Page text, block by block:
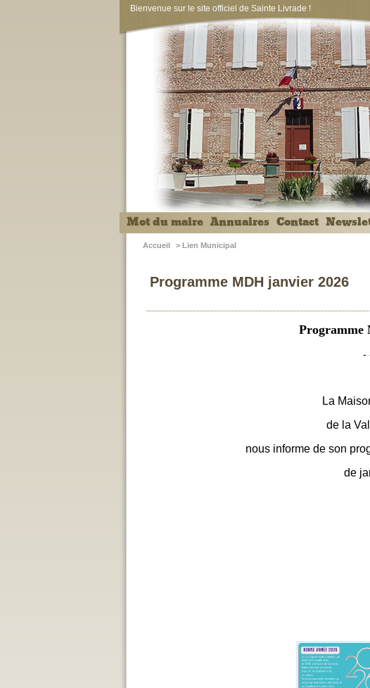
Bienvenue sur le site officiel de Sainte Livrade !
Mot du maire Annuaires Contact
Accueil > Lien Municipal
Programme MDH janvier 2026
Programme
-
La
de la
nous informe de son
de